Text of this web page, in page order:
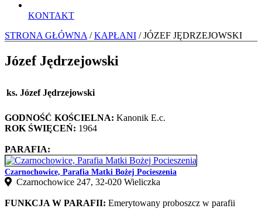
KONTAKT
STRONA GŁÓWNA /KAPŁANI / JÓZEF JĘDRZEJOWSKI
Józef Jędrzejowski
ks. Józef Jędrzejowski
GODNOŚĆ KOŚCIELNA: Kanonik E.c.
ROK ŚWIĘCEŃ: 1964
PARAFIA:
Czarnochowice, Parafia Matki Bożej Pocieszenia
Czarnochowice 247, 32‑020 Wieliczka
FUNKCJA W PARAFII: Emerytowany proboszcz w parafii